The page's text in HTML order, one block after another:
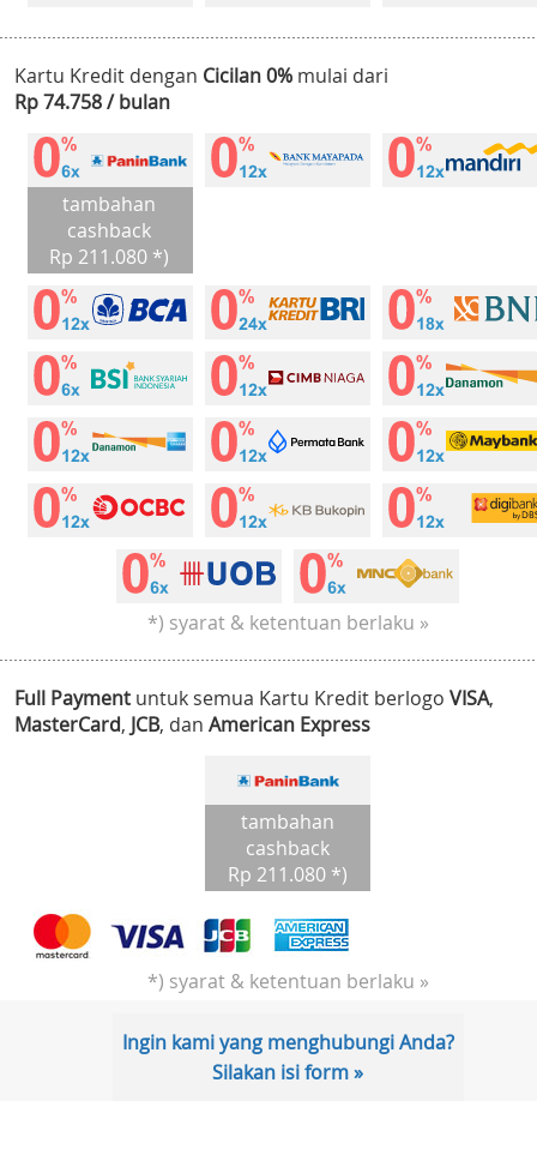
Kartu Kredit dengan Cicilan 0% mulai dari
Rp 74.758 / bulan
tambahan
cashback
Rp 211.080 *)
*) syarat & ketentuan berlaku »
Full Payment untuk semua Kartu Kredit berlogo VISA,
MasterCard, JCB, dan American Express
tambahan
cashback
Rp 211.080 *)
*) syarat & ketentuan berlaku »
Ingin kami yang menghubungi Anda?
Silakan isi form »